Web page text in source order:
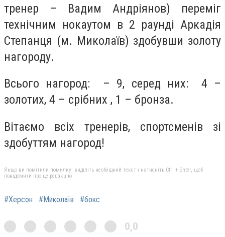
тренер – Вадим Андріянов) переміг
технічним нокаутом в 2 раунді Аркадія
Степанця (м. Миколаїв) здобувши золоту
нагороду.
Всього нагород: – 9, серед них: 4 –
золотих, 4 – срібних , 1 – бронза.
Вітаємо всіх тренерів, спортсменів зі
здобуттям нагород!
Якщо ви помітили помилку, виділіть необхідний текст і натисніть Ctrl + Enter, щоб
повідомити про це редакцію
#Херсон #Миколаїв #бокс
0,0